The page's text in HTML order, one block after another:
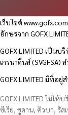
เว็บไซต์www.gofx.com
อักษรจาก GOFX
GOFX LIMITED เป็น
เกรนาดีนส์
GOFX LIMITED มีที่อ
GOFX LIMITED ไม่
ซีเรีย, ซูดาน, คิวบา, รั